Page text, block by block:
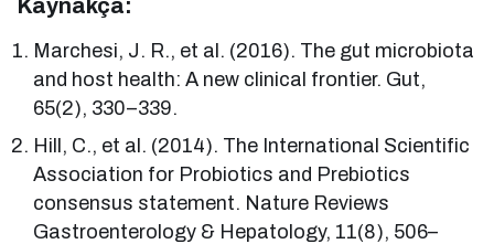
Kaynakça:
Marchesi, J. R., et al. (2016). The gut microbiota
and host health: A new clinical frontier. Gut,
65(2), 330–339.
Hill, C., et al. (2014). The International Scientific
Association for Probiotics and Prebiotics
consensus statement. Nature Reviews
Gastroenterology & Hepatology, 11(8), 506–